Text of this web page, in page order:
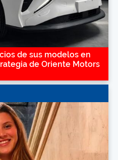
de sus modelos en
de Oriente Motors